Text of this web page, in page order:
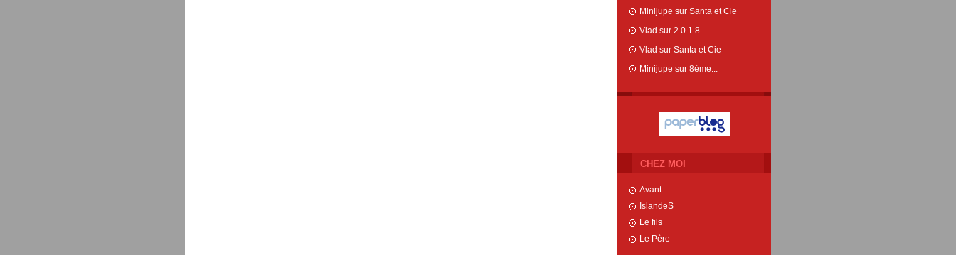
Minijupe sur Santa et Cie
Vlad sur 2 0 1 8
Vlad sur Santa et Cie
Minijupe sur 8ème...
CHEZ MOI
Avant
IslandeS
Le fils
Le Père